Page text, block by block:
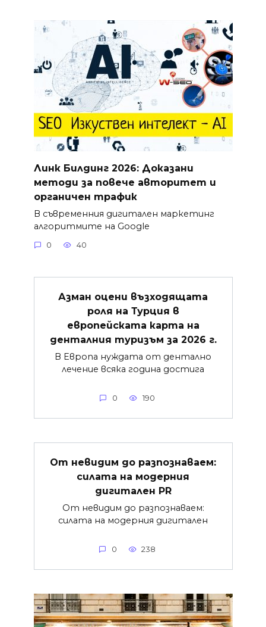
Линк Билдинг 2026: Доказани
методи за повече авторитет и
органичен трафик
В съвременния дигитален маркетинг
алгоритмите на Google
0 40
Азман оцени възходящата
роля на Турция в
европейската карта на
денталния туризъм за 2026 г.
В Европа нуждата от дентално
лечение всяка година достига
0 190
От невидим до разпознаваем:
силата на модерния
дигитален PR
От невидим до разпознаваем:
силата на модерния дигитален
0 238